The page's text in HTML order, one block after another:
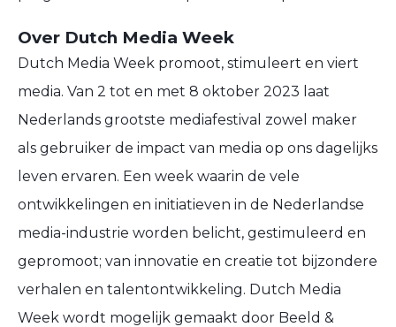
Over Dutch Media Week
Dutch Media Week promoot, stimuleert en viert
media. Van 2 tot en met 8 oktober 2023 laat
Nederlands grootste mediafestival zowel maker
als gebruiker de impact van media op ons dagelijks
leven ervaren. Een week waarin de vele
ontwikkelingen en initiatieven in de Nederlandse
media-industrie worden belicht, gestimuleerd en
gepromoot; van innovatie en creatie tot bijzondere
verhalen en talentontwikkeling. Dutch Media
Week wordt mogelijk gemaakt door Beeld &